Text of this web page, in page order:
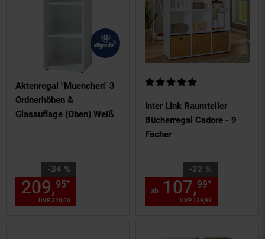
Aktenregal "Muenchen" 3
Ordnerhöhen &
Glasauflage (Oben) Weiß
-34 %
Sie Sparen 34 Prozent,
UVP320,00
209,95* Aktueller Preis: 209,
Inter Link Raumteiler
Bücherregal Cadore - 9
Fächer
Kundenbewertung: 5 von 5
-22 %
Sie Sparen 22 Prozent,
UVP139,99
ab 107,99*